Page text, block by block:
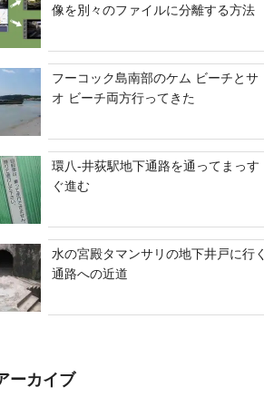
像を別々のファイルに分離する方法
フーコック島南部のケム ビーチとサ
オ ビーチ両方行ってきた
環八-井荻駅地下通路を通ってまっす
ぐ進む
水の宮殿タマンサリの地下井戸に行く
通路への近道
ーカイブ